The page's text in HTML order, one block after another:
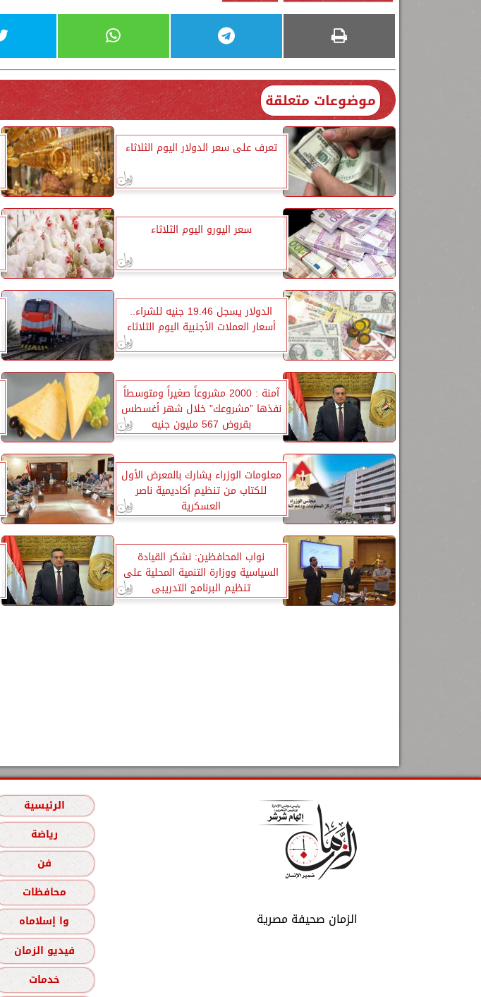
موضوعات متعلقة
تعرف على سعر الدولار اليوم الثلاثاء
سعر اليورو اليوم الثلاثاء
الدولار يسجل 19.46 جنيه للشراء..
أسعار العملات الأجنبية اليوم الثلاثاء
آمنة : 2000 مشروعاً صغيراً ومتوسطاً
نفذها ”مشروعك” خلال شهر أغسطس
بقروض 567 مليون جنيه
معلومات الوزراء يشارك بالمعرض الأول
للكتاب من تنظيم أكاديمية ناصر
العسكرية
نواب المحافظين: نشكر القيادة
السياسية ووزارة التنمية المحلية على
تنظيم البرنامج التدريبى
الزمان صحيفة مصرية
الرئيسية
رياضة
فن
محافظات
وا إسلاماه
فيديو الزمان
خدمات